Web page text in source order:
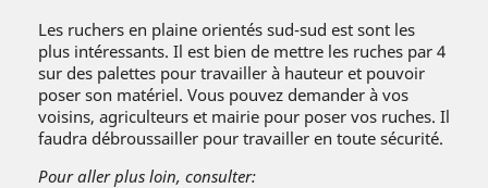
Les ruchers en plaine orientés sud-sud est sont les
plus intéressants. Il est bien de mettre les ruches par 4
sur des palettes pour travailler à hauteur et pouvoir
poser son matériel. Vous pouvez demander à vos
voisins, agriculteurs et mairie pour poser vos ruches. Il
faudra débroussailler pour travailler en toute sécurité.
Pour aller plus loin, consulter: